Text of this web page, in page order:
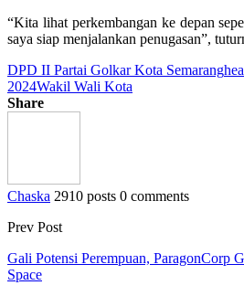
“Kita lihat perkembangan ke depan
saya siap menjalankan penugasan”,
DPD II Partai Golkar Kota Semarang
2024Wakil Wali Kota
Share
Chaska 2910 posts 0 comments
Prev Post
Gali Potensi Perempuan, ParagonCorp
Space